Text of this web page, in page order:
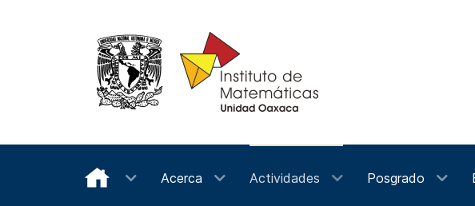
Acerca Actividades Posgrado